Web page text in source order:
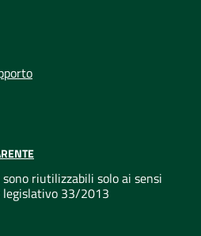
riutilizzabili solo ai sensi
legislativo 33/2013